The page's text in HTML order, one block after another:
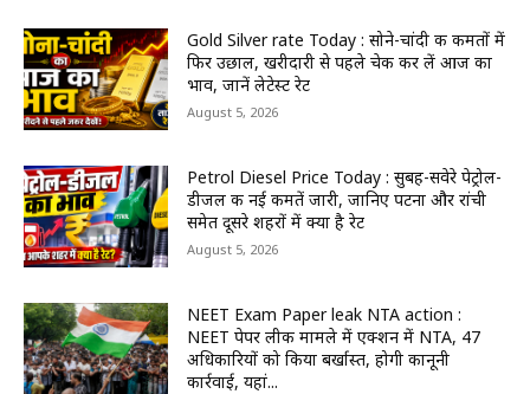
Gold Silver rate Today : सोने-चांदी की कीमतों में
फिर उछाल, खरीदारी से पहले चेक कर लें आज का
भाव, जानें लेटेस्ट रेट
August 5, 2026
Petrol Diesel Price Today : सुबह-सवेरे पेट्रोल-
डीजल की नई कीमतें जारी, जानिए पटना और रांची
समेत दूसरे शहरों में क्या है रेट
August 5, 2026
NEET Exam Paper leak NTA action :
NEET पेपर लीक मामले में एक्शन में NTA, 47
अधिकारियों को किया बर्खास्त, होगी कानूनी
कार्रवाई, यहां...